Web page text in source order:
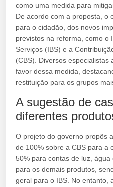
como uma medida para
De acordo com a proposta, o
para o cidadão, dos novos
previstos na reforma, como o
Serviços (IBS) e a
(CBS). Diversos especialistas
favor dessa medida,
restituição para os grupos
A sugestão de
diferentes
O projeto do governo propôs
de 100% sobre a CBS para a
50% para contas de luz,
para os demais produtos,
geral para o IBS. No entanto,